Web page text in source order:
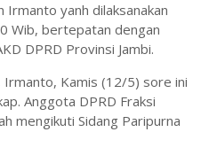
Irmanto yanh dilaksanakan
Wib, bertepatan dengan
DPRD Provinsi Jambi.
Irmanto, Kamis (12/5) sore ini
Anggota DPRD Fraksi
mengikuti Sidang Paripurna